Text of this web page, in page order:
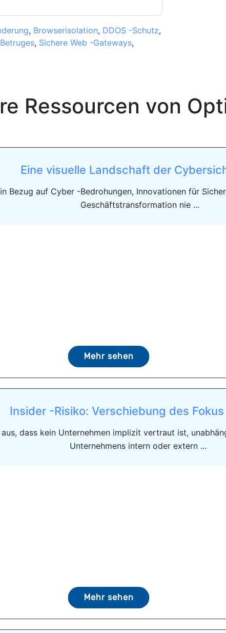
, Browserisolation, DDOS -Schutz,
, Sichere Web -Gateways,
Ressourcen von
Eine visuelle Landschaft der
Bezug auf Cyber ​​-Bedrohungen, Innovationen für
Geschäftstransformation nie ...
Mehr sehen
Insider -Risiko: Verschiebung des Fokus
dass kein Unternehmen implizit vertraut ist,
Unternehmens intern oder extern ...
Mehr sehen